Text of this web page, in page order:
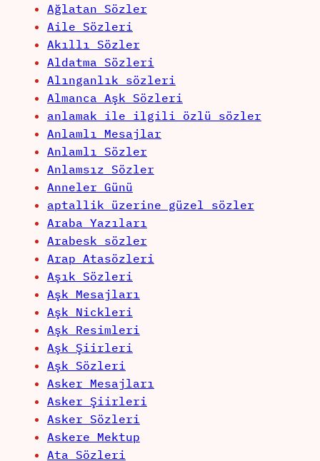
Ağlatan Sözler
Aile Sözleri
Akıllı Sözler
Aldatma Sözleri
Alınganlık sözleri
Almanca Aşk Sözleri
anlamak ile ilgili özlü sözler
Anlamlı Mesajlar
Anlamlı Sözler
Anlamsız Sözler
Anneler Günü
aptallik üzerine güzel sözler
Araba Yazıları
Arabesk sözler
Arap Atasözleri
Aşık Sözleri
Aşk Mesajları
Aşk Nickleri
Aşk Resimleri
Aşk Şiirleri
Aşk Sözleri
Asker Mesajları
Asker Şiirleri
Asker Sözleri
Askere Mektup
Ata Sözleri